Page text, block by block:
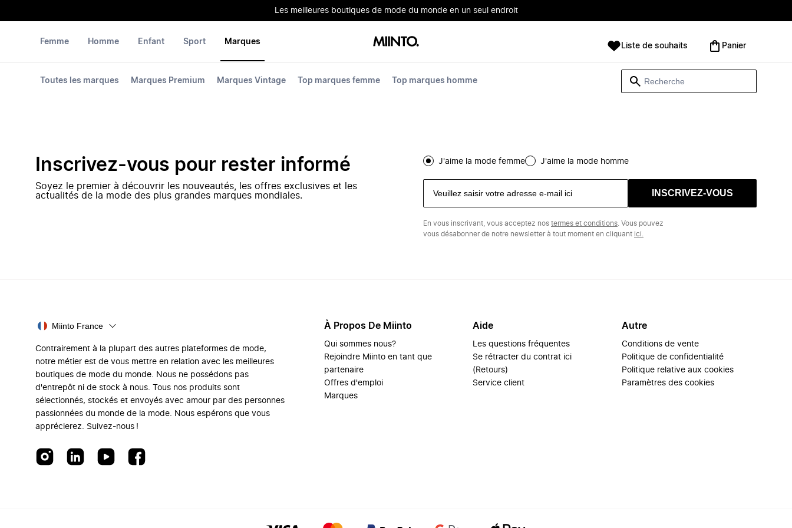
Les meilleures boutiques de mode du monde en un seul endroit
Femme Homme Enfant Sport Marques
Toutes les marques Marques Premium Marques Vintage Top marques femme Top marques homme
Liste de souhaits Panier
Inscrivez-vous pour rester informé
Soyez le premier à découvrir les nouveautés, les offres exclusives et les
actualités de la mode des plus grandes marques mondiales.
J'aime la mode femme J'aime la mode homme
INSCRIVEZ-VOUS
En vous inscrivant, vous acceptez nos termes et conditions . Vous pouvez
vous désabonner de notre newsletter à tout moment en cliquant ici.
Miinto France
Contrairement à la plupart des autres plateformes de mode,
notre métier est de vous mettre en relation avec les meilleures
boutiques de mode du monde. Nous ne possédons pas
d'entrepôt ni de stock à nous. Tous nos produits sont
sélectionnés, stockés et envoyés avec amour par des personnes
passionnées du monde de la mode. Nous espérons que vous
apprécierez. Suivez-nous !
À Propos De Miinto
Qui sommes nous?
Rejoindre Miinto en tant que
partenaire
Offres d'emploi
Marques
Aide
Les questions fréquentes
Se rétracter du contrat ici
(Retours)
Service client
Autre
Conditions de vente
Politique de confidentialité
Politique relative aux cookies
Paramètres des cookies